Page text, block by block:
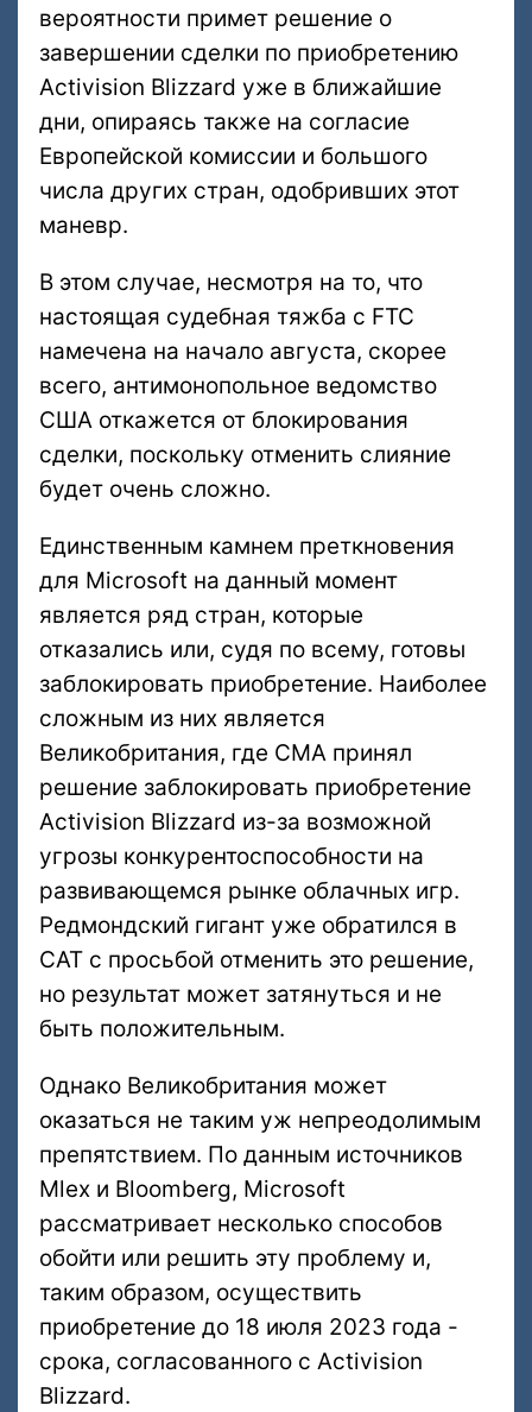
вероятности примет решение о
завершении сделки по приобретению
Activision Blizzard уже в ближайшие
дни, опираясь также на согласие
Европейской комиссии и большого
числа других стран, одобривших этот
маневр.
В этом случае, несмотря на то, что
настоящая судебная тяжба с FTC
намечена на начало августа, скорее
всего, антимонопольное ведомство
США откажется от блокирования
сделки, поскольку отменить слияние
будет очень сложно.
Единственным камнем преткновения
для Microsoft на данный момент
является ряд стран, которые
отказались или, судя по всему, готовы
заблокировать приобретение. Наиболее
сложным из них является
Великобритания, где CMA принял
решение заблокировать приобретение
Activision Blizzard из-за возможной
угрозы конкурентоспособности на
развивающемся рынке облачных игр.
Редмондский гигант уже обратился в
CAT с просьбой отменить это решение,
но результат может затянуться и не
быть положительным.
Однако Великобритания может
оказаться не таким уж непреодолимым
препятствием. По данным источников
Mlex и Bloomberg, Microsoft
рассматривает несколько способов
обойти или решить эту проблему и,
таким образом, осуществить
приобретение до 18 июля 2023 года -
срока, согласованного с Activision
Blizzard.